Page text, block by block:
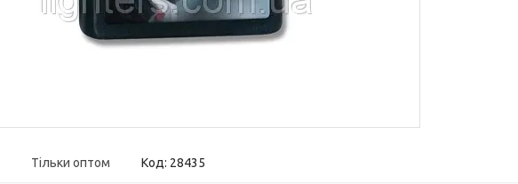
Тільки оптом Код: 28435